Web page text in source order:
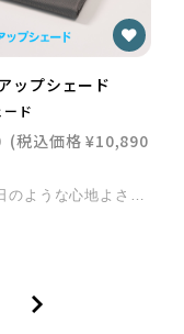
ップシェード
ド
(税込価格 ¥10,890
木漏れ日のような心地よさ「クールアップシェード」 1. 木漏れ日のような心地よさと、確かな遮熱効果 編み目の隙間から日光が入るクールアップシェード。まるで木漏れ日があるイメージです。 窓辺（※1）の遮熱効果約45％（※2）を実現しました。 エアコンの使用も抑えられ、私たちの暮らしにも地球環境にもやさしい遮熱シェードです。 2. 日射しが気になる部屋へ、軽やかな「紫外線カット」 メッシュ生地で紫外線カット約78％（※3）を実現。 朝日や西日が強く日射しが気になるお部屋に、ぜひお使いください。 庭やベランダに面した窓にカンタンに取り付けでき、直射日光を防いで室内を快適に保ちます。 3. 景色を楽しみながら、日中のプライバシー保護 メッシュ生地なので、部屋の中から景色もよく見えます。 独自技術のmasa加工（ナノ金属コーティング）で日光を反射するため、 晴れの日の昼間は外からの視線を遮ります。 涼しい風を通しながら夏を快適に過ごせる必需品です。 4. 取付簡単、洗濯機での丸洗いも可能 多くの窓サッシや外壁に、ひとり作業でも簡単設置。 洗濯機で丸洗い可能です（※4）。 masa加工の効果でホコリが取れやすいのも特徴です。 （※1）窓辺：窓際を想定した試験環境におけるブラックパネル表面温度の試験値であり、室温ではありません。 （※2）遮熱効果：断熱性試験(赤外線ランプ60度法準用) 一般財団法人 日本繊維製品品質技術センター 福井試験センター調べ （※3）紫外線カット：一般財団法人 ニッセンケン品質評価センター調べ （※4）洗濯可能：洗濯を原因とした色移りや色褪せに対する堅ろう性試験の結果（一般財団法人カケンテストセンター調べ）。※洗濯後の効果を保証するものではありません。 カラー シルバー サイズ S：180x90cm / M：180x180cm / L：180x270cm 素材 本体：ポリエステル100％（片面ステンレスコーティング） 送料 700円（税込）※北海道・沖縄は2,000円（税込） まとめ買い 複数商品も一括送料で対応 お支払方法 クレジットカード、PayPay、代引き、NP後払い ■返品について ※返品条件等の詳細はリンク先をご確認ください。 ≫ クールアップシェード 商品詳細ページはこちら